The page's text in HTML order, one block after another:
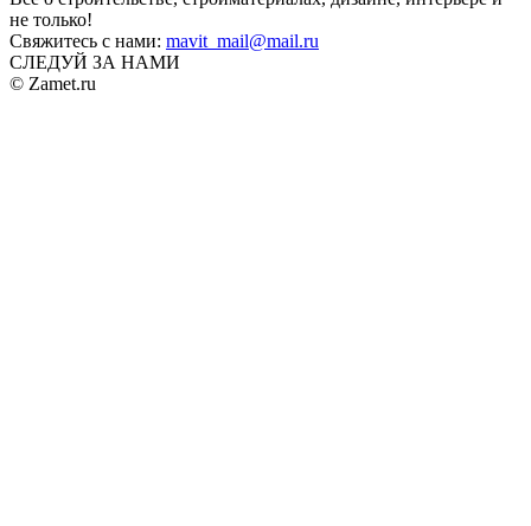
не только!
Свяжитесь с нами: mavit_mail@mail.ru
СЛЕДУЙ ЗА НАМИ
© Zamet.ru